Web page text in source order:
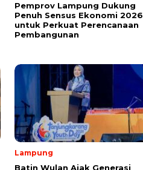
Pemprov Lampung Dukung
Penuh Sensus Ekonomi 2026
untuk Perkuat Perencanaan
Pembangunan
Lampung
Batin Wulan Ajak Generasi